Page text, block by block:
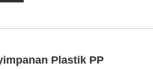
Plastik PP